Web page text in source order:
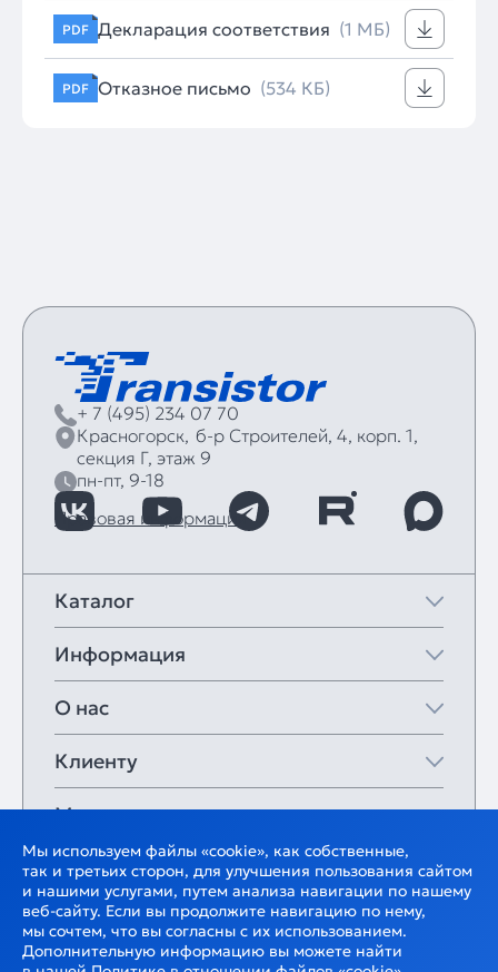
PDF Декларация соответствия (1 МБ)
PDF Отказное письмо (534 КБ)
+ 7 (495) 234 07 70
Красногорск, б‑р Строителей, 4, корп. 1,
секция Г, этаж 9
пн-пт, 9-18
Правовая информация
Каталог
Информация
О нас
Клиенту
Мои закладки
Мы используем файлы «cookie», как собственные,
так и третьих сторон, для улучшения пользования сайтом
и нашими услугами, путем анализа навигации по нашему
веб-сайту. Если вы продолжите навигацию по нему,
мы сочтем, что вы согласны с их использованием.
Дополнительную информацию вы можете найти